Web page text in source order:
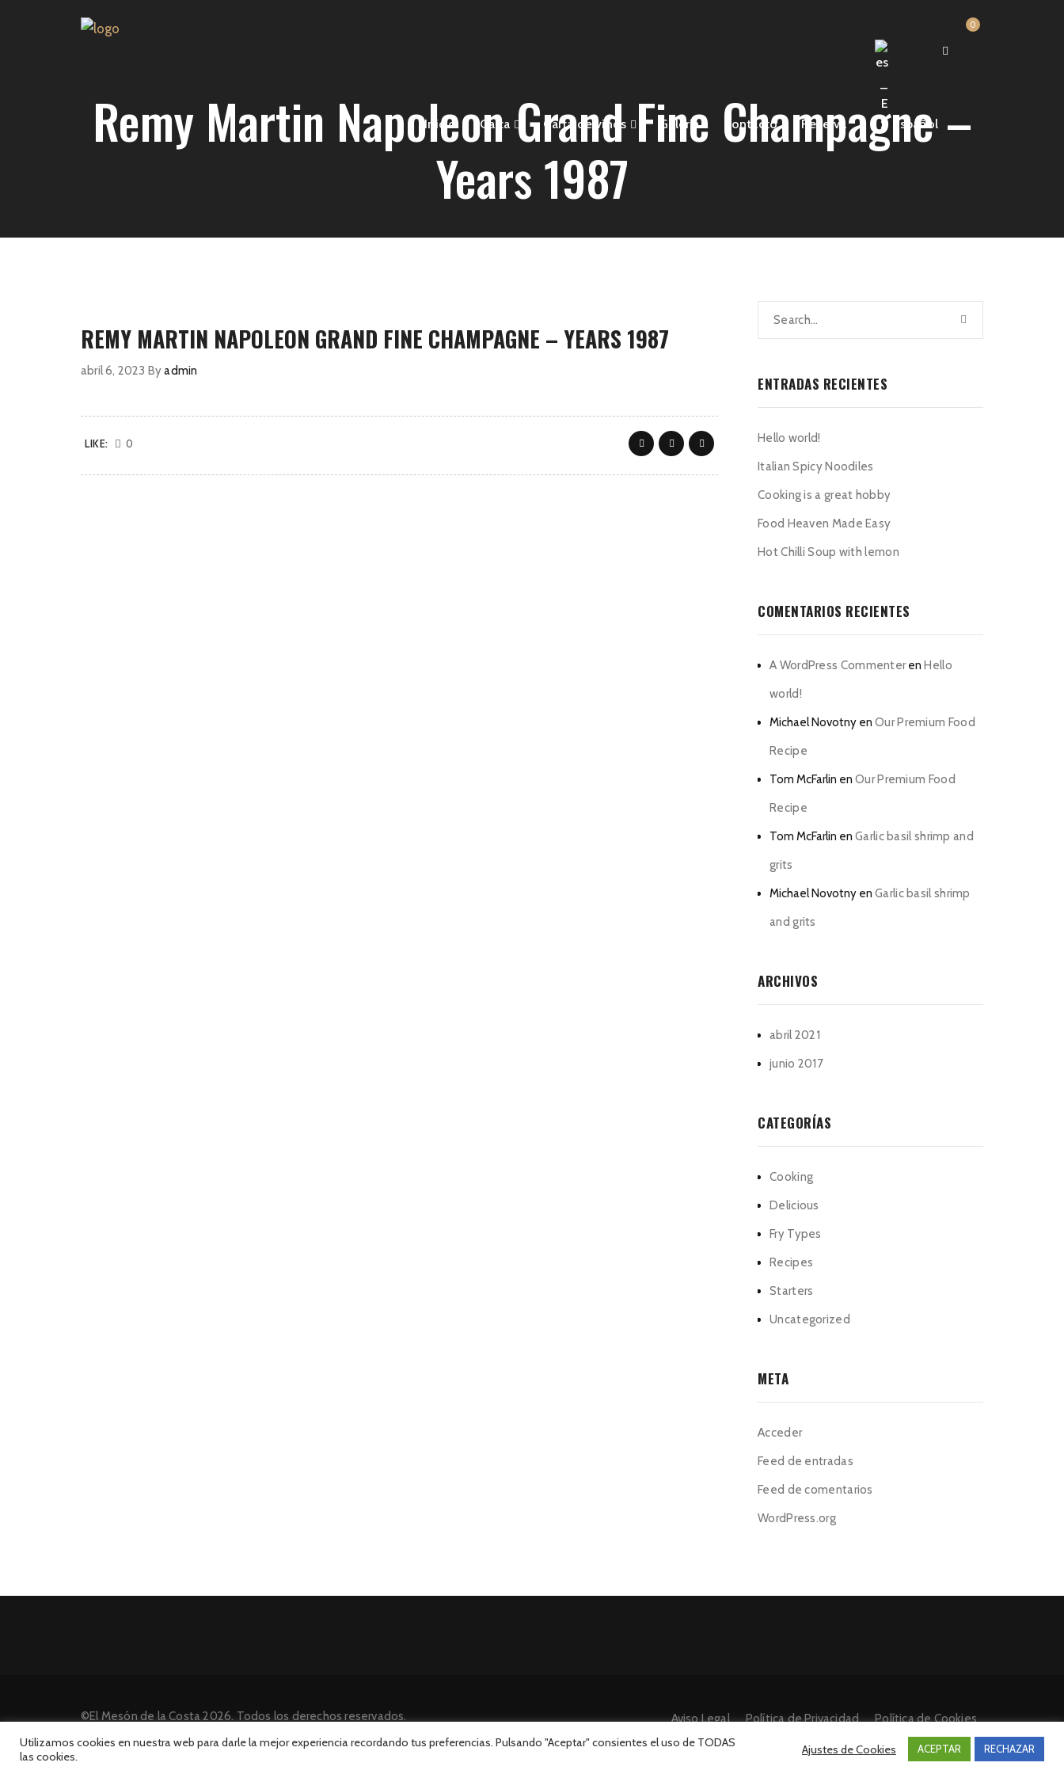
0
Inicio Carta Carta de vinos Galería Contacto Reserva Español
Remy Martin Napoleon Grand Fine Champagne –
Years 1987
REMY MARTIN NAPOLEON GRAND FINE CHAMPAGNE – YEARS 1987
abril 6, 2023 Byadmin
LIKE: 0
ENTRADAS RECIENTES
Hello world!
Italian Spicy Noodiles
Cooking is a great hobby
Food Heaven Made Easy
Hot Chilli Soup with lemon
COMENTARIOS RECIENTES
A WordPress CommenterenHello
world!
Michael Novotny en Our Premium Food
Recipe
Tom McFarlin en Our Premium Food
Recipe
Tom McFarlin en Garlic basil shrimp and
grits
Michael Novotny en Garlic basil shrimp
and grits
ARCHIVOS
abril 2021
junio 2017
CATEGORÍAS
Cooking
Delicious
Fry Types
Recipes
Starters
Uncategorized
META
Acceder
Feed de entradas
Feed de comentarios
WordPress.org
©El Mesón de la Costa 2026. Todos los derechos reservados.
Desarrollado por INFORmedia
Aviso Legal Política de Privacidad
Política de Cookies
Utilizamos cookies en nuestra web para darle la mejor experiencia recordando tus preferencias. Pulsando "Aceptar" consientes el uso de TODAS
las cookies.
Ajustes de Cookies ACEPTAR RECHAZAR